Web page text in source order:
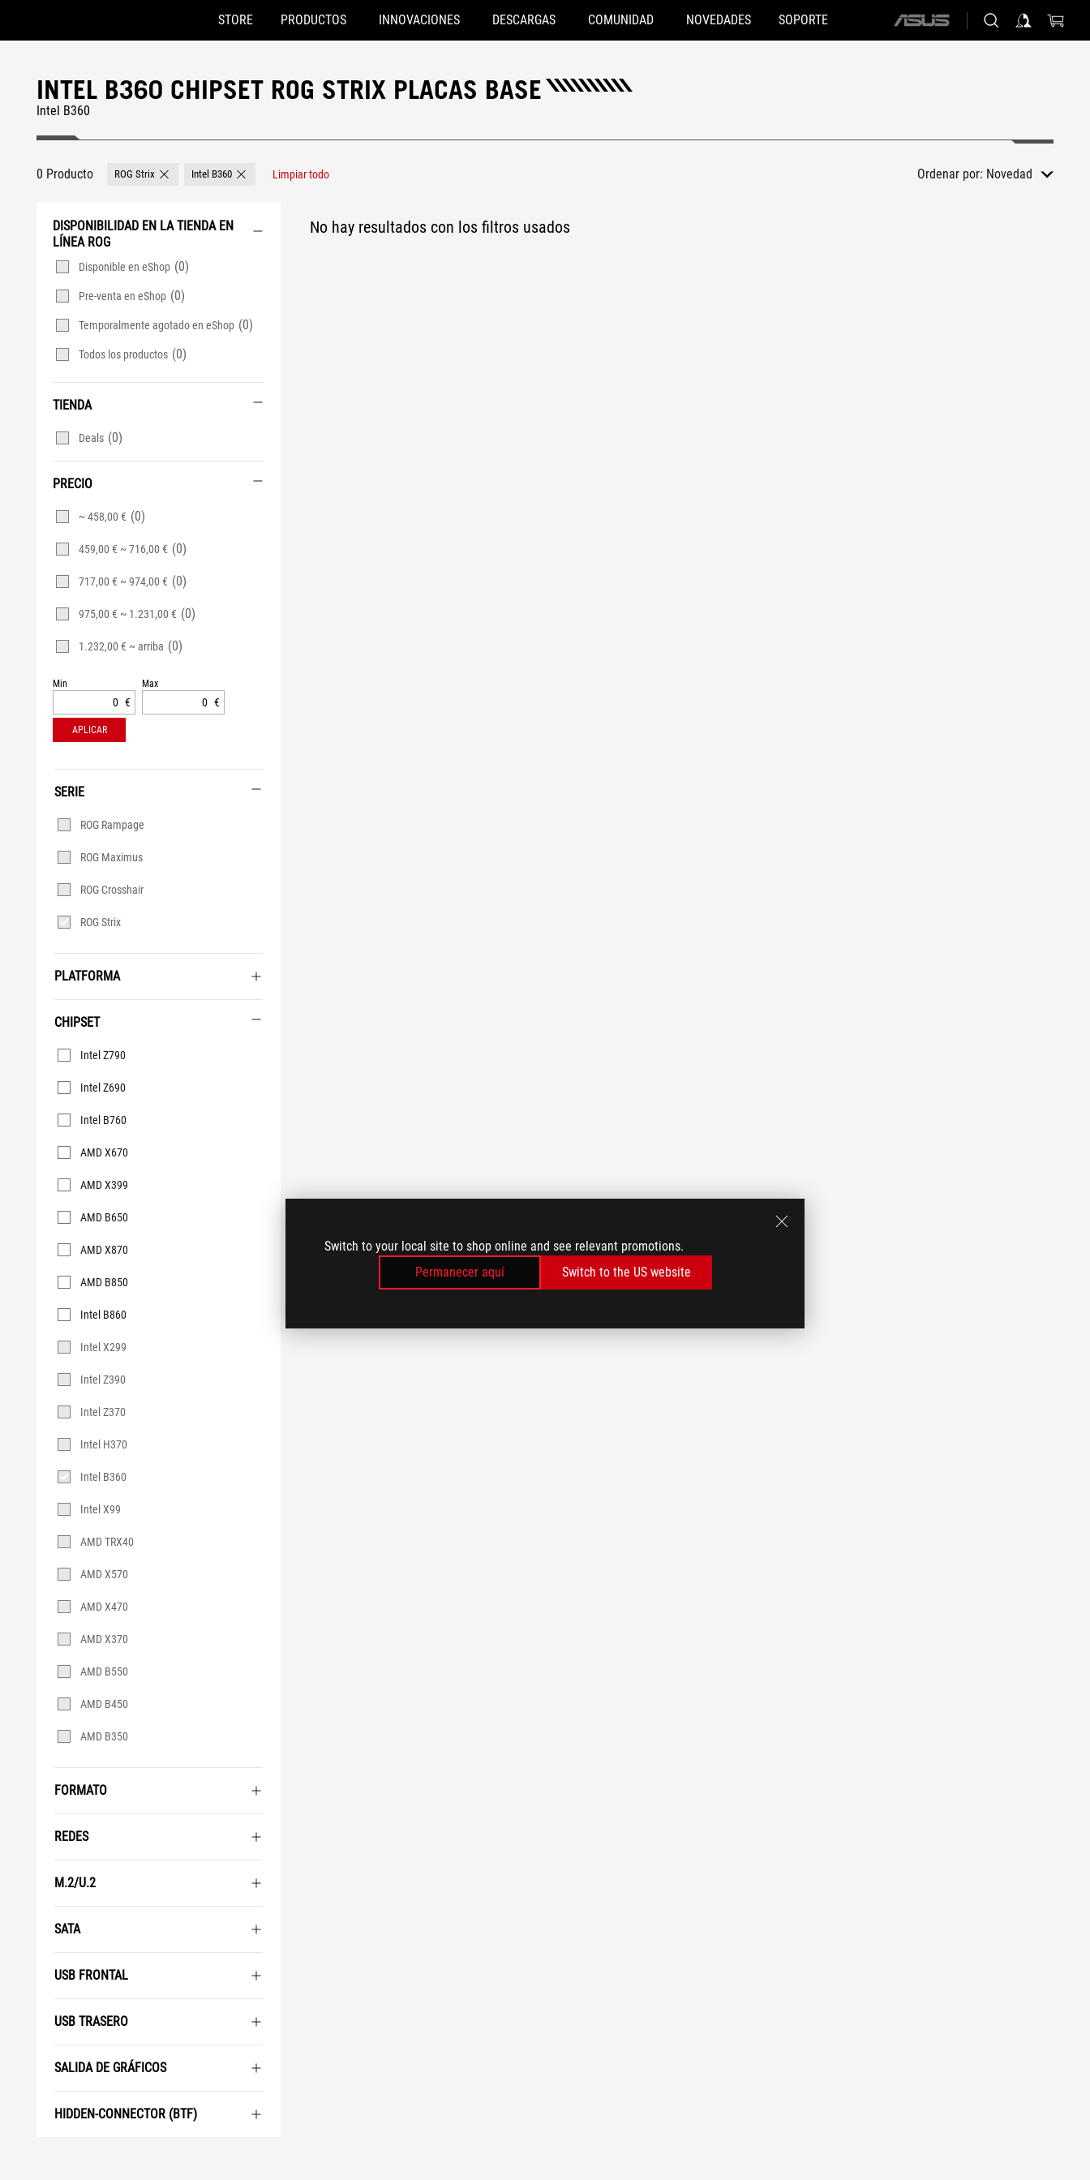
Switch to your local site to shop online and see relevant promotions.
Permanecer aquí
Switch to the US website
Accessibility links
STORE PRODUCTOS INNOVACIONES DESCARGAS COMUNIDAD NOVEDADES SOPORTE
ASUS
INTEL B360 CHIPSET ROG STRIX PLACAS BASE
Intel B360
0 Producto ROG Strix Remove ROG Strix
Intel B360 Remove Intel B360
Limpiar todo Ordenar por: Novedad
DISPONIBILIDAD EN LA TIENDA EN
LÍNEA ROG
Disponible en eShop (0)
Pre-venta en eShop (0)
Temporalmente agotado en eShop (0)
Todos los productos (0)
TIENDA
Deals (0)
PRECIO
~ 458,00 € (0)
459,00 € ~ 716,00 € (0)
717,00 € ~ 974,00 € (0)
975,00 € ~ 1.231,00 € (0)
1.232,00 € ~ arriba (0)
Min
€
Max
€
APLICAR
SERIE
Serie
ROG Rampage
ROG Maximus
ROG Crosshair
ROG Strix
PLATFORMA
CHIPSET
Chipset
Intel X299
Intel Z790
Intel Z690
Intel B760
Intel Z390
Intel Z370
Intel H370
Intel B360
Intel X99
AMD TRX40
AMD X670
AMD X570
AMD X470
AMD X399
AMD X370
AMD B650
AMD B550
AMD B450
AMD B350
AMD X870
AMD B850
Intel B860
FORMATO
REDES
M.2/U.2
SATA
USB FRONTAL
USB TRASERO
SALIDA DE GRÁFICOS
HIDDEN-CONNECTOR (BTF)
No hay resultados con los filtros usados